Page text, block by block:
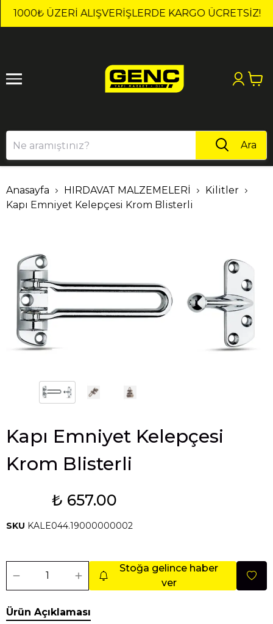
1000₺ ÜZERI ALIŞVERIŞLERDE KARGO ÜCRETSİZ!
1 2
Ara
Anasayfa HIRDAVAT MALZEMELERİ
Kilitler
Kapı Emniyet Kelepçesi Krom Blisterli
Kapı Emniyet Kelepçesi
Krom Blisterli
₺ 657.00
SKU KALE044.19000000002
Stoğa gelince haber
ver
Ürün Açıklaması